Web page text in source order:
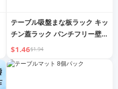
テーブル吸盤まな板ラック キッ
チン蓋ラック パンチフリー壁掛
けまな板ラック 多機能まな板ラ
ック
$1.46$1.94